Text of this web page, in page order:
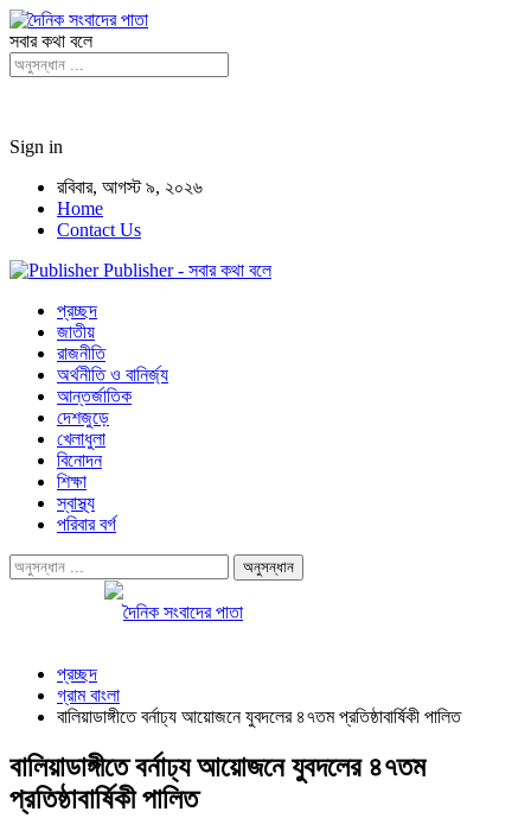
সবার কথা বলে
Sign in
রবিবার, আগস্ট ৯, ২০২৬
Home
Contact Us
Publisher - সবার কথা বলে
প্রচ্ছদ
জাতীয়
রাজনীতি
অর্থনীতি ও বানির্জ্য
আন্তর্জাতিক
দেশজুড়ে
খেলাধুলা
বিনোদন
শিক্ষা
স্বাস্থ্য
পরিবার বর্গ
প্রচ্ছদ
গ্রাম বাংলা
বালিয়াডাঙ্গীতে বর্নাঢ্য আয়োজনে যুবদলের ৪৭তম প্রতিষ্ঠাবার্ষিকী পালিত
বালিয়াডাঙ্গীতে বর্নাঢ্য আয়োজনে যুবদলের ৪৭তম
প্রতিষ্ঠাবার্ষিকী পালিত